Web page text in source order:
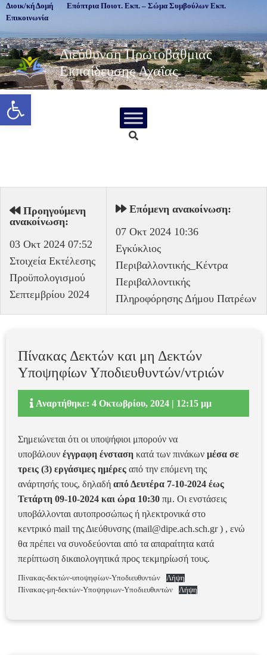
Ανοίξτε τη γραμμή εργαλείων
Διοικ/κή Δομή
Επόπτρια Ποιοτ. Εκπ. – Σώμα Συμβούλων Εκπ.
Επικοινωνία
Διεύθυνση Πρωτοβάθμιας
Εκπαίδευσης Αχαΐας
Προηγούμενη
ανακοίνωση:
03 Οκτ 2024 07:52
Στοιχεία Εκτέλεσης
Προϋπολογισμού
Σεπτεμβρίου 2024
Επόμενη ανακοίνωση:
07 Οκτ 2024 10:36
Εγκύκλιος
Περιβαλλοντικής_Κέντρα
Περιβαλλοντικής
Πληροφόρησης Δήμου Πατρέων
Πίνακας Δεκτών και μη Δεκτών
Υποψηφίων Υποδιευθυντών/ντριών
Αναρτήθηκε: 4 Οκτωβρίου, 2024 | 12:15 μμ
Σημειώνεται ότι οι υποψήφιοι μπορούν να
υποβάλουν έγγραφη ένσταση κατά των πινάκων μέσα σε
τρεις (3) εργάσιμες ημέρες από την επόμενη της
ανάρτησής τους, δηλαδή από Δευτέρα 7-10-2024 έως
Τετάρτη 09-10-2024 και ώρα 10:30 πμ. Οι ενστάσεις
υποβάλλονται αυτοπροσώπως ή ηλεκτρονικά στο
κεντρικό mail της Διεύθυνσης (mail@dipe.ach.sch.gr) , ενώ
θα πρέπει να συνοδεύονται από τα απαραίτητα κατά
περίπτωση δικαιολογητικά προς τεκμηρίωσή τους.
Πίνακας-δεκτών-υποψηφίων-Υποδιευθυντών
Λήψη
Πίνακας-μη-δεκτών-Υποψηφιων-Υποδιευθυντών
Λήψη